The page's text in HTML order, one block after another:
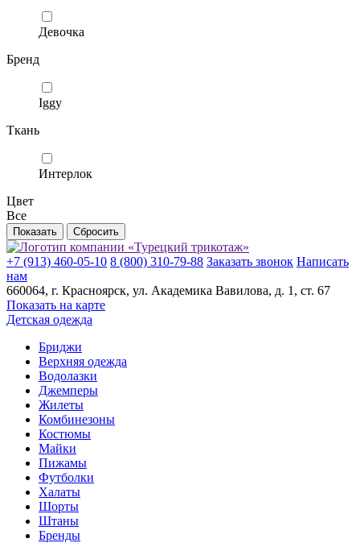
Девочка
Бренд
Iggy
Ткань
Интерлок
Цвет
Все
+7 (913) 460-05-10 8 (800) 310-79-88 Заказать звонок Написать
нам
660064, г. Красноярск, ул. Академика Вавилова, д. 1, ст. 67
Показать на карте
Детская одежда
Бриджи
Верхняя одежда
Водолазки
Джемперы
Жилеты
Комбинезоны
Костюмы
Майки
Пижамы
Футболки
Халаты
Шорты
Штаны
Бренды